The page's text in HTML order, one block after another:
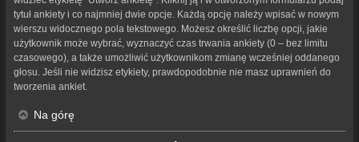
tytuł ankiety i co najmniej dwie opcje. Każdą opcję należy wpisać w nowym
wierszu widocznego pola tekstowego. Możesz określić liczbę opcji, jakie
użytkownik może wybrać, wyznaczyć czas trwania ankiety (0 – bez limitu
czasowego), a także umożliwić użytkownikom zmianę wcześniej oddanego
głosu. Jeśli nie widzisz etykiety, prawdopodobnie nie masz uprawnień do
tworzenia ankiet.
Na górę